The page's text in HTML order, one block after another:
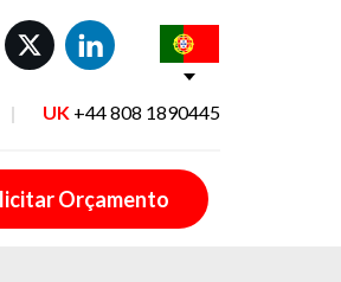
Orçamento
| UK +44 808 1890445